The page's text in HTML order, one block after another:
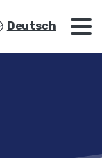
Deutsch